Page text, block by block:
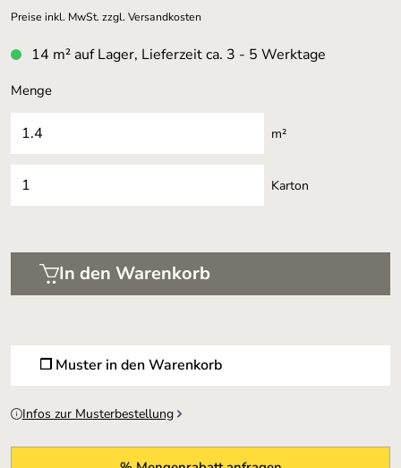
Preise inkl. MwSt. zzgl. Versandkosten
14 m² auf Lager, Lieferzeit ca. 3 - 5 Werktage
Menge
m²
Karton
In den Warenkorb
❐ Muster in den Warenkorb
Infos zur Musterbestellung